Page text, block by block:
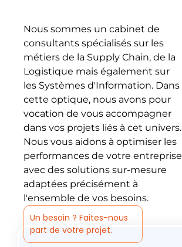
Nous sommes un cabinet de
consultants spécialisés sur les
métiers de la Supply Chain, de la
Logistique mais également sur
les Systèmes d'Information. Dans
cette optique, nous avons pour
vocation de vous accompagner
dans vos projets liés à cet univers.
Nous vous aidons à optimiser les
performances de votre entreprise
avec des solutions sur-mesure
adaptées précisément à
l'ensemble de vos besoins.
Un besoin ? Faites-nous
part de votre projet.